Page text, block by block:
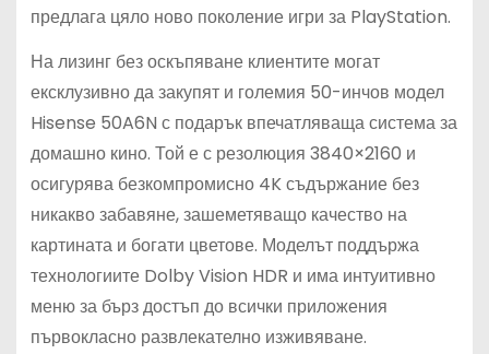
предлага цяло ново поколение игри за PlayStation.
На лизинг без оскъпяване клиентите могат
ексклузивно да закупят и големия 50-инчов модел
Hisense 50A6N с подарък впечатляваща система за
домашно кино. Той е с резолюция 3840×2160 и
осигурява безкомпромисно 4K съдържание без
никакво забавяне, зашеметяващо качество на
картината и богати цветове. Моделът поддържа
технологиите Dolby Vision HDR и има интуитивно
меню за бърз достъп до всички приложения
първокласно развлекателно изживяване.